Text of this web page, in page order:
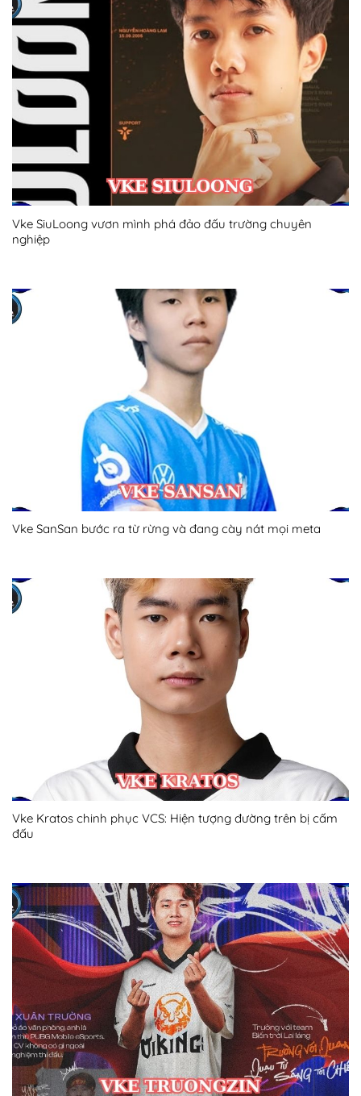
Vke SiuLoong vươn mình phá đảo đấu trường chuyên
nghiệp
Vke SanSan bước ra từ rừng và đang cày nát mọi meta
Vke Kratos chinh phục VCS: Hiện tượng đường trên bị cấm
đấu